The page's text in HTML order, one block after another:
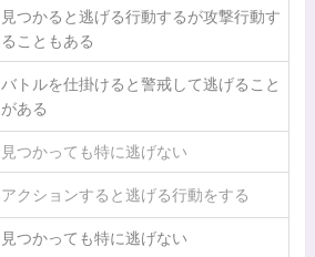
見つかると逃げる行動するが攻撃行動す
ることもある
バトルを仕掛けると警戒して逃げること
がある
見つかっても特に逃げない
アクションすると逃げる行動をする
見つかっても特に逃げない